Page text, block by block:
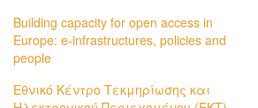
Building capacity for open access in
Europe: e-infrastructures, policies and
people
Εθνικό Κέντρο Τεκμηρίωσης και